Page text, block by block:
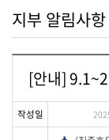
모
바
일
뉴
지부 알림사항
[안내]
작성일